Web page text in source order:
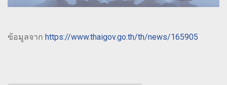
ข้อมูลจาก https://www.thaigov.go.th/th/news/165905